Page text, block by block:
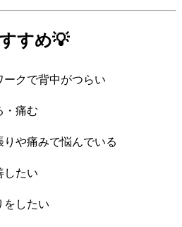
すめ💡
クで背中がつらい
・痛む
や痛みで悩んでいる
したい
をしたい